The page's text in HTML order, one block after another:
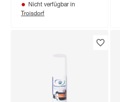
Nicht verfügbar in
Troisdorf